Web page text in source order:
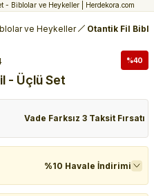
ve Heykeller Otantik Fil
%40
- Üçlü Set
Vade Farksız 3 Taksit Fırsatı
%10 Havale İndirimi